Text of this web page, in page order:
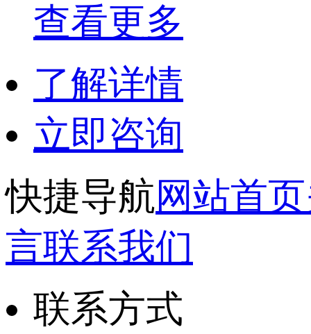
查看更多
了解详情
立即咨询
快捷导航网站首页
言联系我们
联系方式